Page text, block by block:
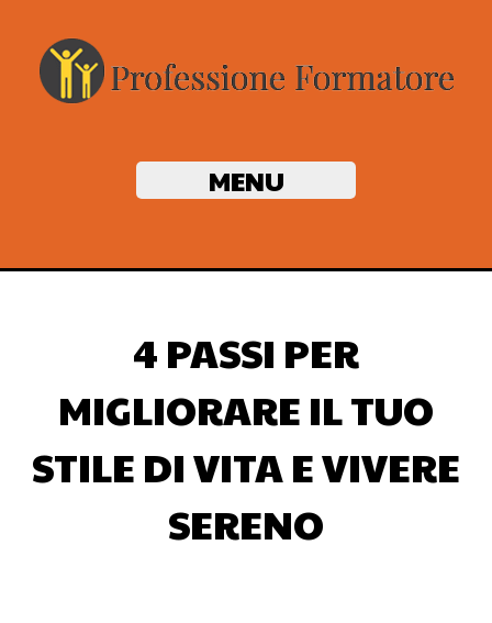
MENU
4 PASSI PER
MIGLIORARE IL TUO
STILE DI VITA E VIVERE
SERENO